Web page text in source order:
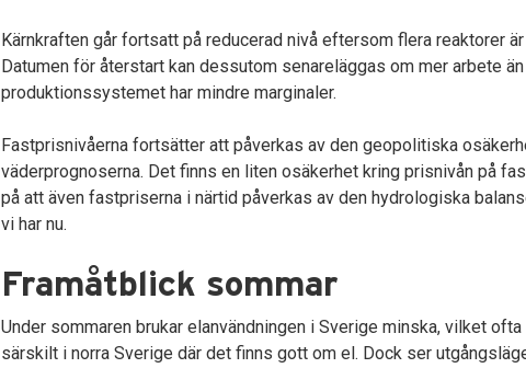
Kärnkraften går fortsatt på reducerad nivå eftersom flera reaktorer
Datumen för återstart kan dessutom senareläggas om mer arbete
produktionssystemet har mindre marginaler.
Fastprisnivåerna fortsätter att påverkas av den geopolitiska
väderprognoserna. Det finns en liten osäkerhet kring prisnivån på
på att även fastpriserna i närtid påverkas av den hydrologiska
vi har nu.
Framåtblick sommar
Under sommaren brukar elanvändningen i Sverige minska, vilket
särskilt i norra Sverige där det finns gott om el. Dock ser